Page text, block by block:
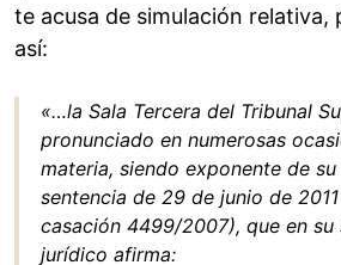
te acusa de simulación relativa,
así:
«…la Sala Tercera del Tribunal
pronunciado en numerosas
materia, siendo exponente de
sentencia de 29 de junio de
casación 4499/2007), que en
jurídico afirma: